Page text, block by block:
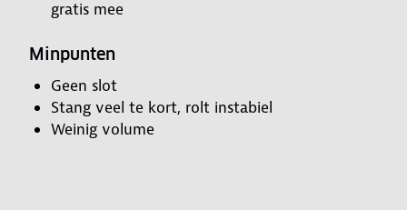
gratis mee
Minpunten
Geen slot
Stang veel te kort, rolt instabiel
Weinig volume